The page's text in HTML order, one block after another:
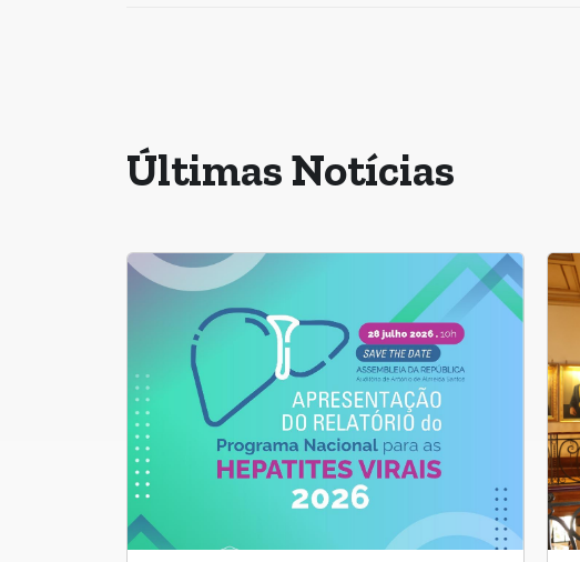
Últimas Notícias